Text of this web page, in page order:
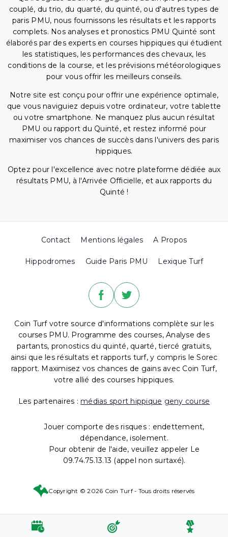
couplé, du trio, du quarté, du quinté, ou d'autres types de
paris PMU, nous fournissons les résultats et les rapports
complets. Nos analyses et pronostics PMU Quinté sont
élaborés par des experts en courses hippiques qui étudient
les statistiques, les performances des chevaux, les
conditions de la course, et les prévisions météorologiques
pour vous offrir les meilleurs conseils.
Notre site est conçu pour offrir une expérience optimale,
que vous naviguiez depuis votre ordinateur, votre tablette
ou votre smartphone. Ne manquez plus aucun résultat
PMU ou rapport du Quinté, et restez informé pour
maximiser vos chances de succès dans l'univers des paris
hippiques.
Optez pour l'excellence avec notre plateforme dédiée aux
résultats PMU, à l'Arrivée Officielle, et aux rapports du
Quinté !
Contact Mentions légales A Propos
Hippodromes Guide Paris PMU Lexique Turf
Coin Turf votre source d'informations complète sur les
courses PMU. Programme des courses, Analyse des
partants, pronostics du quinté, quarté, tiercé gratuits,
ainsi que les résultats et rapports turf, y compris le Sorec
rapport. Maximisez vos chances de gains avec Coin Turf,
votre allié des courses hippiques.
Les partenaires : médias sport hippique geny course
Jouer comporte des risques : endettement,
dépendance, isolement.
Pour obtenir de l'aide, veuillez appeler Le
09.74.75.13.13 (appel non surtaxé).
Copyright © 2026 Coin Turf - Tous droits réservés